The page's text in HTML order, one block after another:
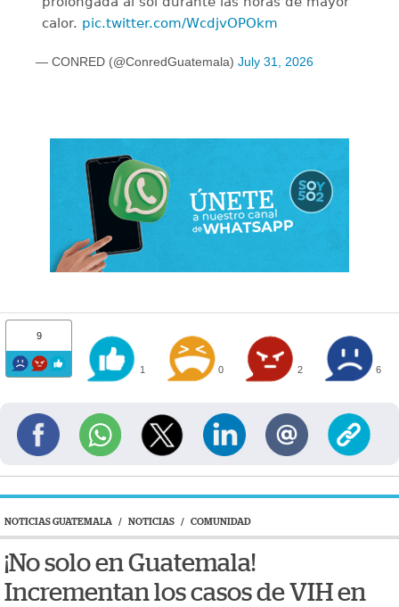
calor. pic.twitter.com/WcdjvOPOkm
— CONRED (@ConredGuatemala) July 31, 2026
9
1 0 2 6
NOTICIAS GUATEMALA / NOTICIAS / COMUNIDAD
¡No solo en Guatemala!
Incrementan los casos de VIH en